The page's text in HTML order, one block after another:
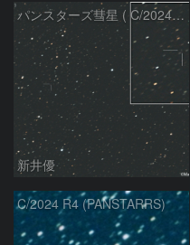
パンスターズ彗星 ( C/2024R4 )：2026/07/27
新井優
C/2024 R4 (PANSTARRS)